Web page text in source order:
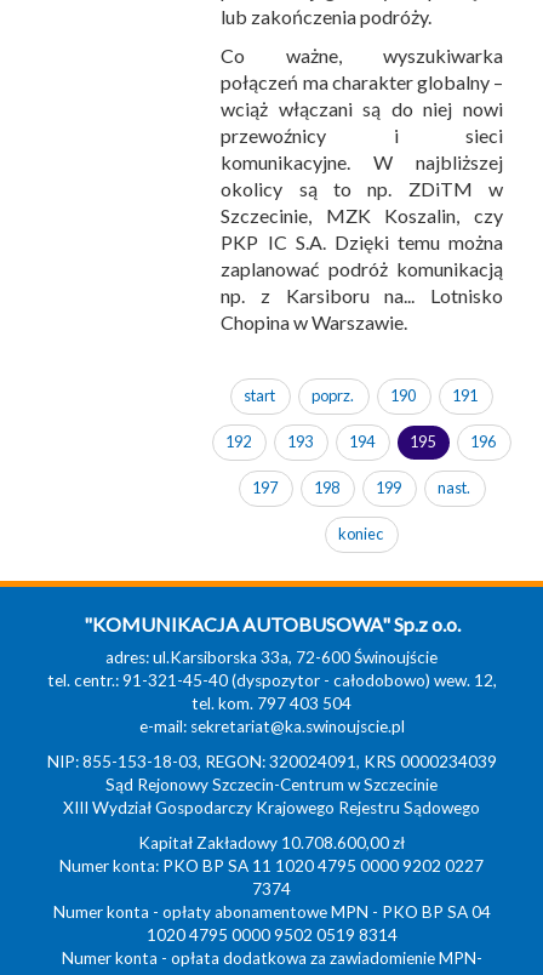
lub zakończenia podróży.
Co ważne, wyszukiwarka
połączeń ma charakter globalny –
wciąż włączani są do niej nowi
przewoźnicy i sieci
komunikacyjne. W najbliższej
okolicy są to np. ZDiTM w
Szczecinie, MZK Koszalin, czy
PKP IC S.A. Dzięki temu można
zaplanować podróż komunikacją
np. z Karsiboru na... Lotnisko
Chopina w Warszawie.
start poprz. 190 191
192 193 194 195 196
197 198 199 nast.
koniec
"KOMUNIKACJA AUTOBUSOWA" Sp.z o.o.
adres: ul.Karsiborska 33a, 72-600 Świnoujście
tel. centr.: 91-321-45-40 (dyspozytor - całodobowo) wew. 12,
tel. kom. 797 403 504
e-mail: sekretariat@ka.swinoujscie.pl
NIP: 855-153-18-03, REGON: 320024091, KRS 0000234039
Sąd Rejonowy Szczecin-Centrum w Szczecinie
XIII Wydział Gospodarczy Krajowego Rejestru Sądowego
Kapitał Zakładowy 10.708.600,00 zł
Numer konta: PKO BP SA 11 1020 4795 0000 9202 0227
7374
Numer konta - opłaty abonamentowe MPN - PKO BP SA 04
1020 4795 0000 9502 0519 8314
Numer konta - opłata dodatkowa za zawiadomienie MPN-